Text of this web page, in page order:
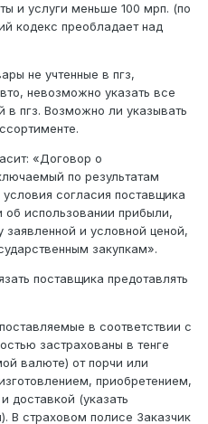
и услуги меньше 100 мрп. (по
кодекс преобладает над
не учтенные в пгз,
невозможно указать все
в пгз. Возможно ли указывать
«Договор о
по результатам
согласия поставщика
использовании прибыли,
и условной ценой,
закупкам».
поставщика предотавлять
в соответствии с
застрахованы в тенге
валюте) от порчи или
приобретением,
доставкой (указать
В страховом полисе Заказчик